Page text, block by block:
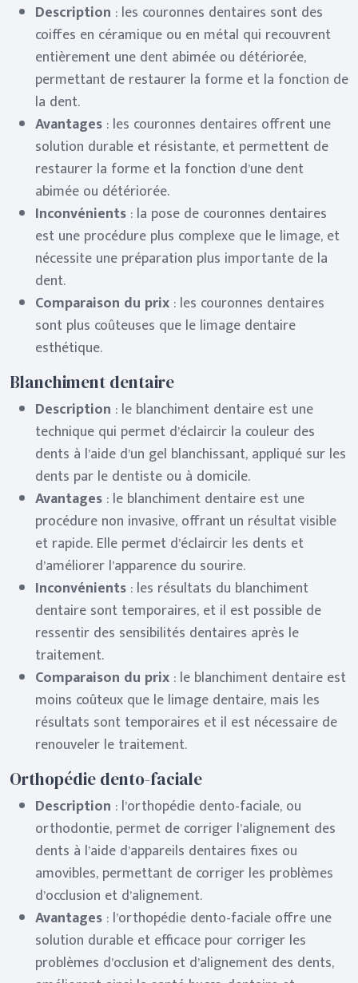
Description : les couronnes dentaires sont des
coiffes en céramique ou en métal qui recouvrent
entièrement une dent abimée ou détériorée,
permettant de restaurer la forme et la fonction de
la dent.
Avantages : les couronnes dentaires offrent une
solution durable et résistante, et permettent de
restaurer la forme et la fonction d’une dent
abimée ou détériorée.
Inconvénients : la pose de couronnes dentaires
est une procédure plus complexe que le limage, et
nécessite une préparation plus importante de la
dent.
Comparaison du prix : les couronnes dentaires
sont plus coûteuses que le limage dentaire
esthétique.
Blanchiment dentaire
Description : le blanchiment dentaire est une
technique qui permet d’éclaircir la couleur des
dents à l’aide d’un gel blanchissant, appliqué sur les
dents par le dentiste ou à domicile.
Avantages : le blanchiment dentaire est une
procédure non invasive, offrant un résultat visible
et rapide. Elle permet d’éclaircir les dents et
d’améliorer l’apparence du sourire.
Inconvénients : les résultats du blanchiment
dentaire sont temporaires, et il est possible de
ressentir des sensibilités dentaires après le
traitement.
Comparaison du prix : le blanchiment dentaire est
moins coûteux que le limage dentaire, mais les
résultats sont temporaires et il est nécessaire de
renouveler le traitement.
Orthopédie dento-faciale
Description : l’orthopédie dento-faciale, ou
orthodontie, permet de corriger l’alignement des
dents à l’aide d’appareils dentaires fixes ou
amovibles, permettant de corriger les problèmes
d’occlusion et d’alignement.
Avantages : l’orthopédie dento-faciale offre une
solution durable et efficace pour corriger les
problèmes d’occlusion et d’alignement des dents,